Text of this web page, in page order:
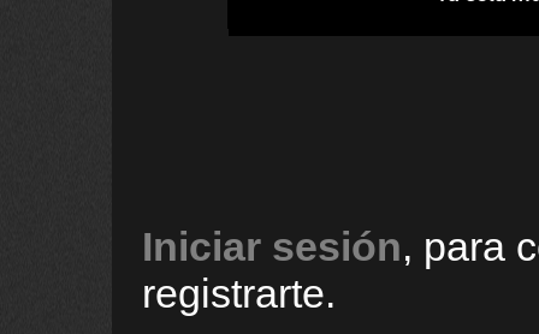
Iniciar sesión, para
registrarte.